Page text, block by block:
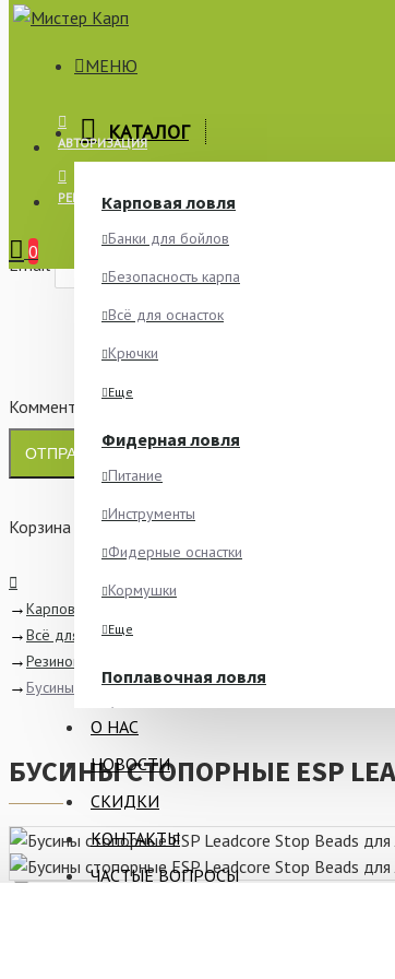
СООБЩИТЬ О НАЛИЧИИ
Имя
Email
Комментарий
ОТПРАВИТЬ
Корзина
МЕНЮ
КАТАЛОГ
Карповая ловля
Банки для бойлов
Безопасность карпа
Всё для оснасток
Крючки
Еще
Фидерная ловля
Питание
Инструменты
Фидерные оснастки
Кормушки
Еще
Поплавочная ловля
Ароматизаторы
Крючки
Еще
О НАС
НОВОСТИ
СКИДКИ
КОНТАКТЫ
ЧАСТЫЕ ВОПРОСЫ
АВТОРИЗАЦИЯ
РЕГИСТРАЦИЯ
0
Карповая ловля
Всё для оснасток
Резиновые бусины и отбойники
Бусины стопорные ESP Leadcore Stop Beads для
БУСИНЫ СТОПОРНЫЕ ESP